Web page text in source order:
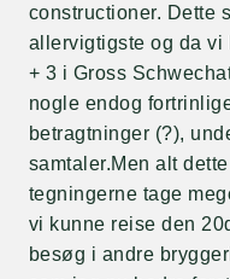
constructioner. Dette
allervigtigste og da vi
+ 3 i Gross
nogle endog
betragtninger (?),
samtaler.Men alt
tegningerne tage
vi kunne reise den
besøg i andre